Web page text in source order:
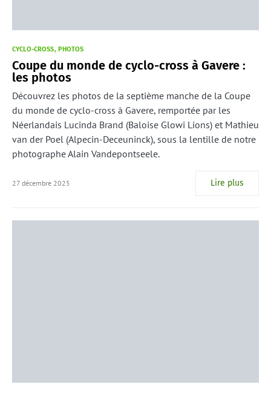
CYCLO-CROSS PHOTOS
Coupe du monde de cyclo-cross à Gavere :
les photos
Découvrez les photos de la septième manche de la Coupe
du monde de cyclo-cross à Gavere, remportée par les
Néerlandais Lucinda Brand (Baloise Glowi Lions) et Mathieu
van der Poel (Alpecin-Deceuninck), sous la lentille de notre
photographe Alain Vandepontseele.
27 décembre 2025 Lire plus